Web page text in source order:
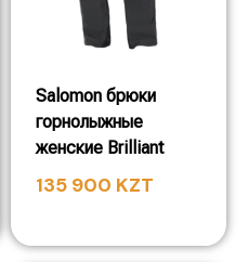
Salomon брюки
горнолыжные
женские Brilliant
135 900 KZT